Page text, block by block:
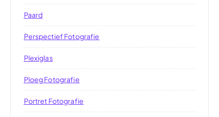
Paard
Perspectief Fotografie
Plexiglas
Ploeg Fotografie
Portret Fotografie